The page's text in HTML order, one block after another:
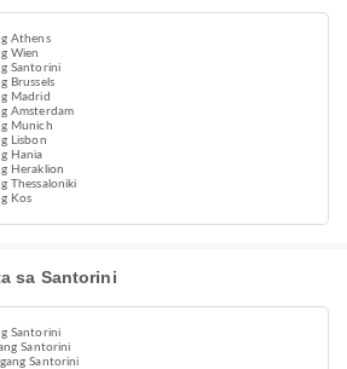
Athens
Wien
Santorini
Brussels
Madrid
Amsterdam
Munich
Lisbon
Hania
Heraklion
Thessaloniki
Kos
sa Santorini
Santorini
Santorini
Santorini